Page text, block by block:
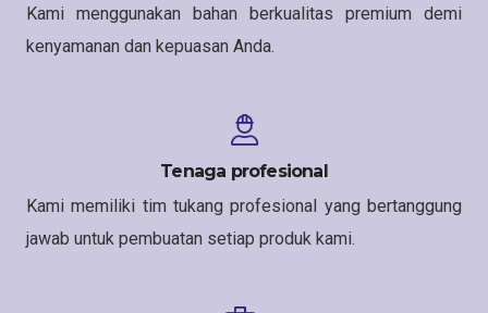
Kami menggunakan bahan berkualitas premium demi
kenyamanan dan kepuasan Anda.
Tenaga profesional
Kami memiliki tim tukang profesional yang bertanggung
jawab untuk pembuatan setiap produk kami.